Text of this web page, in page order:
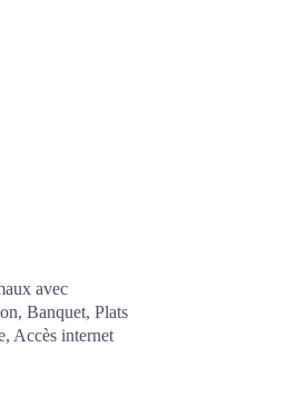
avec
Banquet, Plats
Accès internet